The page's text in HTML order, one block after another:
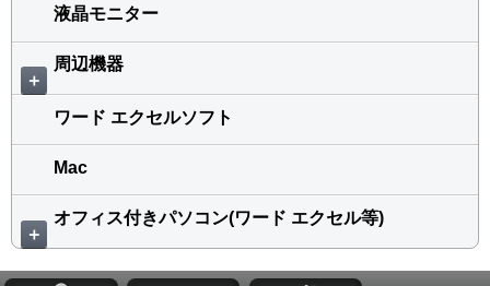
液晶モニター
＋
周辺機器
ワード エクセルソフト
Mac
＋
オフィス付きパソコン(ワード エクセル等)